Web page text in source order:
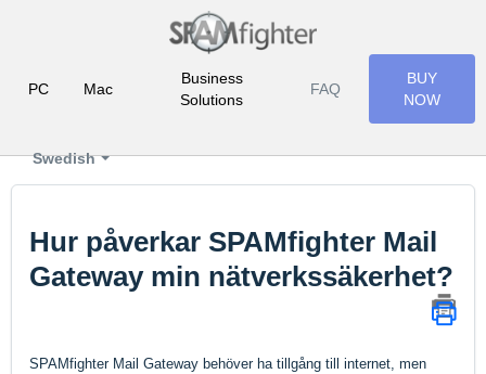
PC Mac
Business
Solutions
FAQ
BUY
NOW
Swedish
Hur påverkar SPAMfighter Mail
Gateway min nätverkssäkerhet?
SPAMfighter Mail Gateway behöver ha tillgång till internet, men